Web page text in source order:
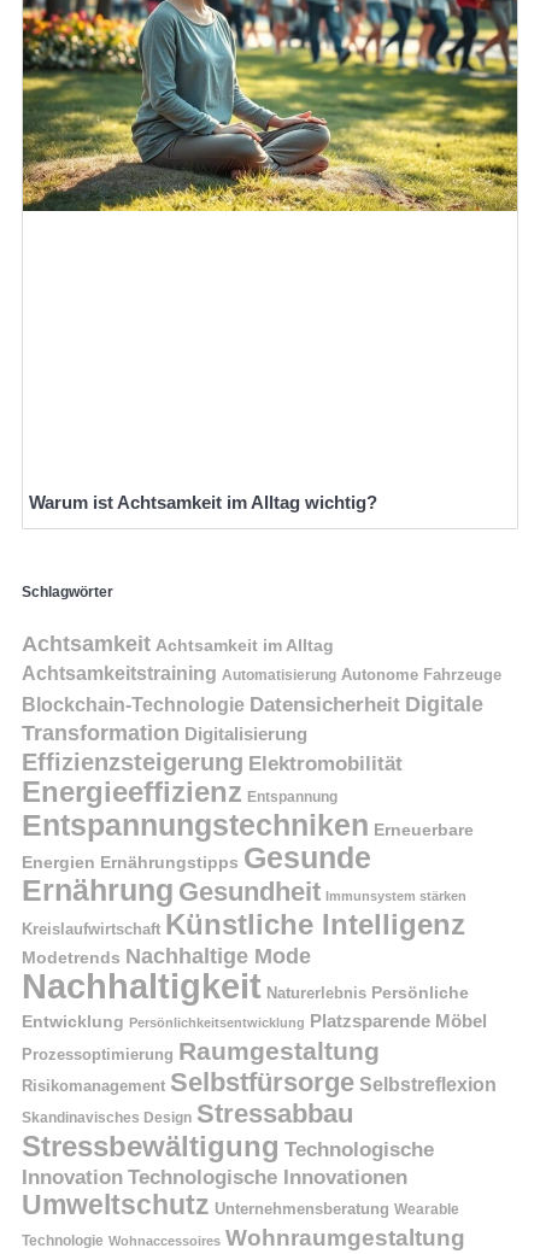
Warum ist Achtsamkeit im Alltag wichtig?
Schlagwörter
Achtsamkeit Achtsamkeit im Alltag
Achtsamkeitstraining Automatisierung Autonome Fahrzeuge
Blockchain-Technologie Datensicherheit Digitale
Transformation Digitalisierung
Effizienzsteigerung Elektromobilität
Energieeffizienz Entspannung
Entspannungstechniken Erneuerbare
Energien Ernährungstipps Gesunde
Ernährung Gesundheit Immunsystem stärken
Kreislaufwirtschaft Künstliche Intelligenz
Modetrends Nachhaltige Mode
Nachhaltigkeit Naturerlebnis Persönliche
Entwicklung Persönlichkeitsentwicklung Platzsparende Möbel
Prozessoptimierung Raumgestaltung
Risikomanagement Selbstfürsorge Selbstreflexion
Skandinavisches Design Stressabbau
Stressbewältigung Technologische
Innovation Technologische Innovationen
Umweltschutz Unternehmensberatung Wearable
Technologie Wohnaccessoires Wohnraumgestaltung